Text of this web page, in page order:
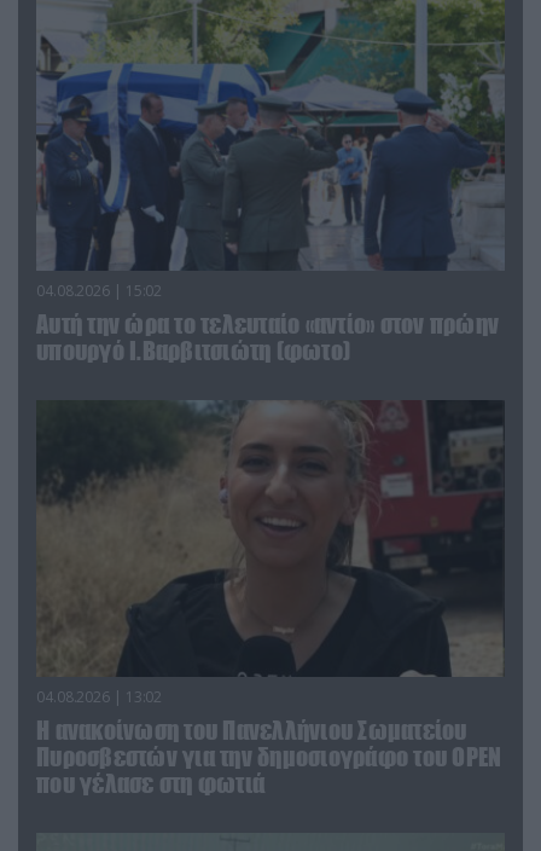
04.08.2026 | 15:02
Αυτή την ώρα το τελευταίο «αντίο» στον πρώην
υπουργό Ι.Βαρβιτσιώτη (φωτο)
04.08.2026 | 13:02
Η ανακοίνωση του Πανελλήνιου Σωματείου
Πυροσβεστών για την δημοσιογράφο του OPEN
που γέλασε στη φωτιά